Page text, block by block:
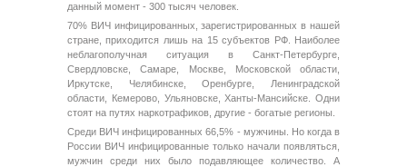
данный момент - 300 тысяч человек.
70% ВИЧ инфицированных, зарегистрированных в нашей
стране, приходится лишь на 15 субъектов РФ. Наиболее
неблагополучная ситуация в Санкт-Петербурге,
Свердловске, Самаре, Москве, Московской области,
Иркутске, Челябинске, Оренбурге, Ленинградской
области, Кемерово, Ульяновске, Ханты-Мансийске. Одни
стоят на путях наркотрафиков, другие - богатые регионы.
Среди ВИЧ инфицированных 66,5% - мужчины. Но когда в
России ВИЧ инфицированные только начали появляться,
мужчин среди них было подавляющее количество. А